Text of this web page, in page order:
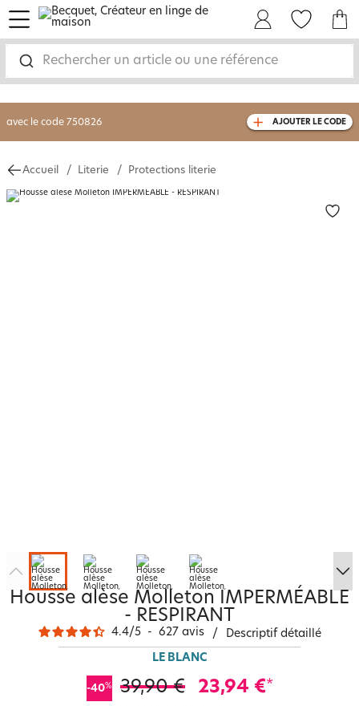
Rechercher un article ou une référence
menu
-30% sur votre commandedès 2 articles
livraison GRATUITEdès 110€ d'achat
avec le code 750826 AJOUTER LE CODE
Accueil Literie Protections literie
Housse alèse Molleton IMPERMÉABLE
- RESPIRANT
4.4/5 - 627 avis / Descriptif détaillé
LE BLANC
-40% 39,90 € 23,94 €*